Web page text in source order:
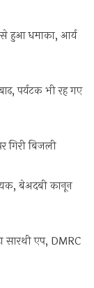
से हुआ धमाका, आर्य
पर्यटक भी रह गए
गिरी बिजली
बेअदबी कानून
सारथी एप, DMRC